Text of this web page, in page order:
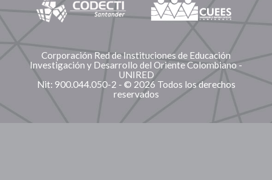
Corporación Red de Instituciones de Educación
Investigación y Desarrollo del Oriente Colombiano -
UNIRED
Nit: 900.044.050-2 - © 2026 Todos los derechos
reservados